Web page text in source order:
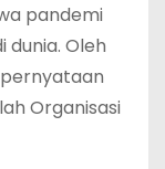
pandemi
dunia. Oleh
Organisasi